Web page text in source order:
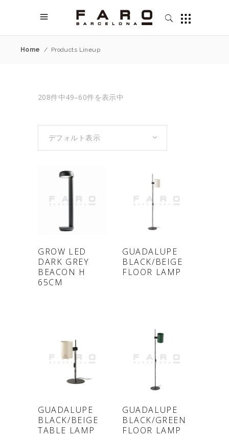
Home / Products Lineup
208件中49–60件を表示中
デフォルト表示
ONLINE
SHOP
GROW LED
DARK GREY
BEACON H
65CM
ONLINE
SHOP
GUADALUPE
BLACK/BEIGE
FLOOR LAMP
ONLINE
SHOP
GUADALUPE
BLACK/BEIGE
TABLE LAMP
ONLINE
SHOP
GUADALUPE
BLACK/GREEN
FLOOR LAMP